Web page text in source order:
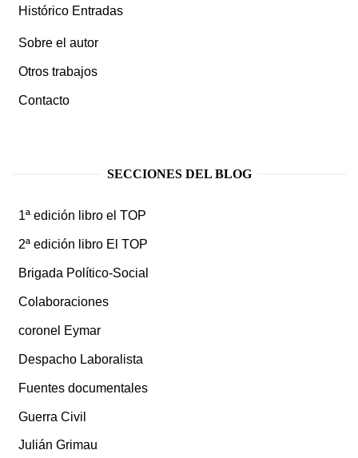
Histórico Entradas
Sobre el autor
Otros trabajos
Contacto
SECCIONES DEL BLOG
1ª edición libro el TOP
2ª edición libro El TOP
Brigada Político-Social
Colaboraciones
coronel Eymar
Despacho Laboralista
Fuentes documentales
Guerra Civil
Julián Grimau